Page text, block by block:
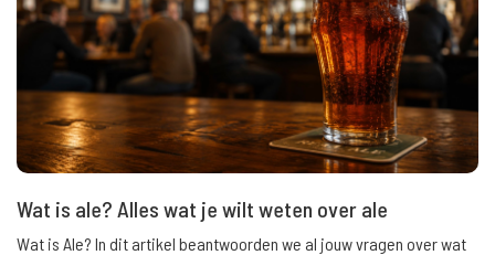
Wat is ale? Alles wat je wilt weten over ale
Wat is Ale? In dit artikel beantwoorden we al jouw vragen over wat